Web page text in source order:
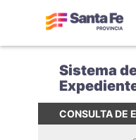
Sistema
CONSULTA DE